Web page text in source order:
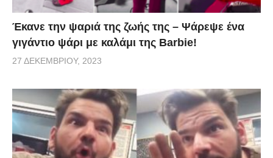
Έκανε την ψαριά της ζωής της – Ψάρεψε ένα
γιγάντιο ψάρι με καλάμι της Barbie!
27 ΔΕΚΕΜΒΡΊΟΥ, 2023